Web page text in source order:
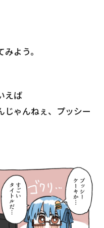
よう。
えば
じゃんねぇ、プッシー